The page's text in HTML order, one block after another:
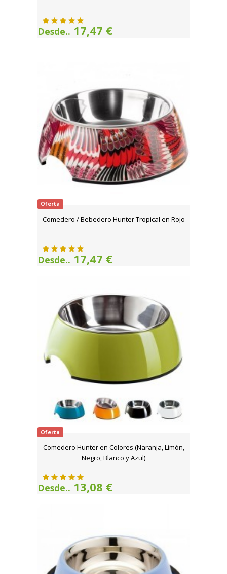
Desde.. 17,47 €
Oferta
Comedero / Bebedero Hunter Tropical en Rojo
Desde.. 17,47 €
Oferta
Comedero Hunter en Colores (Naranja, Limón,
Negro, Blanco y Azul)
Desde.. 13,08 €